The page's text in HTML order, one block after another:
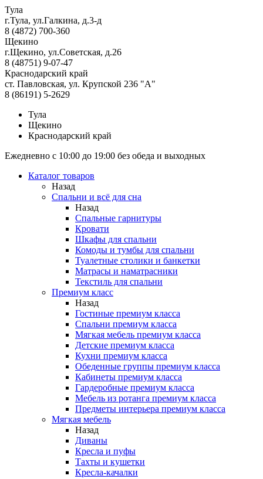
Тула
г.Тула, ул.Галкина, д.3-д
8 (4872) 700-360
Щекино
г.Щекино, ул.Советская, д.26
8 (48751) 9-07-47
Краснодарский край
ст. Павловская, ул. Крупской 236 "А"
8 (86191) 5-2629
Тула
Щекино
Краснодарский край
Ежедневно с 10:00 до 19:00 без обеда и выходных
Каталог товаров
Назад
Спальни и всё для сна
Назад
Спальные гарнитуры
Кровати
Шкафы для спальни
Комоды и тумбы для спальни
Туалетные столики и банкетки
Матрасы и наматрасники
Текстиль для спальни
Премиум класс
Назад
Гостиные премиум класса
Спальни премиум класса
Мягкая мебель премиум класса
Детские премиум класса
Кухни премиум класса
Обеденные группы премиум класса
Кабинеты премиум класса
Гардеробные премиум класса
Мебель из ротанга премиум класса
Предметы интерьера премиум класса
Мягкая мебель
Назад
Диваны
Кресла и пуфы
Тахты и кушетки
Кресла-качалки